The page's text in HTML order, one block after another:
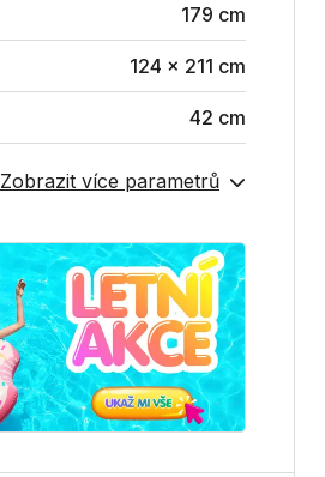
179 cm
124 x 211 cm
42 cm
Zobrazit více parametrů